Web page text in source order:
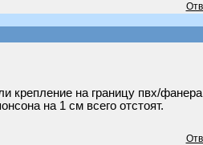
крепление на границу пвх/
на 1 см всего отстоят.